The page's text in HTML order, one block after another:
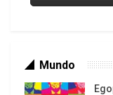
Mundo